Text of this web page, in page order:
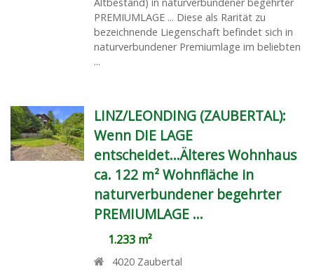
PREMIUMLAGE ... Diese als Rarität zu
bezeichnende Liegenschaft befindet sich in
naturverbundener Premiumlage im beliebten
...
LINZ/LEONDING (ZAUBERTAL):
Wenn DIE LAGE
entscheidet...Älteres Wohnhaus
ca. 122 m² Wohnfläche in
naturverbundener begehrter
PREMIUMLAGE ...
1.233 m²
4020 Zaubertal